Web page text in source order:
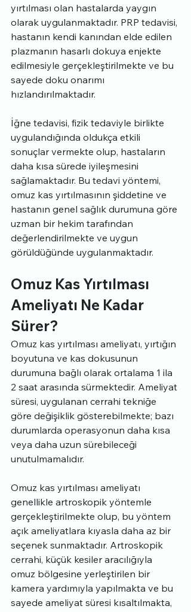
yırtılması olan hastalarda yaygın
olarak uygulanmaktadır. PRP tedavisi,
hastanın kendi kanından elde edilen
plazmanın hasarlı dokuya enjekte
edilmesiyle gerçekleştirilmekte ve bu
sayede doku onarımı
hızlandırılmaktadır.
İğne tedavisi, fizik tedaviyle birlikte
uygulandığında oldukça etkili
sonuçlar vermekte olup, hastaların
daha kısa sürede iyileşmesini
sağlamaktadır. Bu tedavi yöntemi,
omuz kas yırtılmasının şiddetine ve
hastanın genel sağlık durumuna göre
uzman bir hekim tarafından
değerlendirilmekte ve uygun
görüldüğünde uygulanmaktadır.
Omuz Kas Yırtılması
Ameliyatı Ne Kadar
Sürer?
Omuz kas yırtılması ameliyatı, yırtığın
boyutuna ve kas dokusunun
durumuna bağlı olarak ortalama 1 ila
2 saat arasında sürmektedir. Ameliyat
süresi, uygulanan cerrahi tekniğe
göre değişiklik gösterebilmekte; bazı
durumlarda operasyonun daha kısa
veya daha uzun sürebileceği
unutulmamalıdır.
Omuz kas yırtılması ameliyatı
genellikle artroskopik yöntemle
gerçekleştirilmekte olup, bu yöntem
açık ameliyatlara kıyasla daha az bir
seçenek sunmaktadır. Artroskopik
cerrahi, küçük kesiler aracılığıyla
omuz bölgesine yerleştirilen bir
kamera yardımıyla yapılmakta ve bu
sayede ameliyat süresi kısaltılmakta,